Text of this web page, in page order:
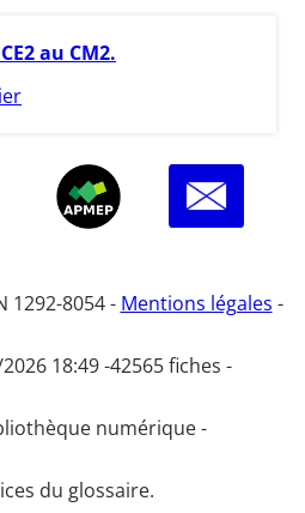
au CM2.
1292-8054 - Mentions légales -
18:49 -42565 fiches -
numérique -
du glossaire.